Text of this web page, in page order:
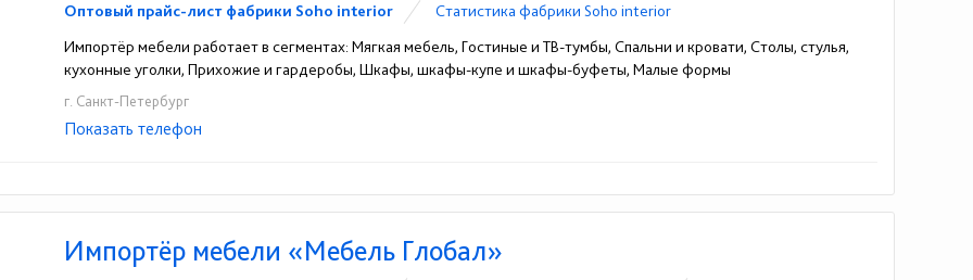
Оптовый прайс-лист фабрики Soho interior
Статистика фабрики Soho interior
Импортёр мебели работает в сегментах: Мягкая мебель, Гостиные и ТВ-тумбы, Спальни и кровати, Столы, стулья,
кухонные уголки, Прихожие и гардеробы, Шкафы, шкафы-купе и шкафы-буфеты, Малые формы
г. Санкт-Петербург
☎+7 (812) 642-48-89
Показать телефон
Импортёр мебели «Мебель Глобал»